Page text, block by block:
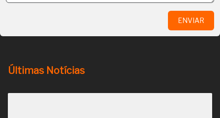
ENVIAR
Últimas Notícias